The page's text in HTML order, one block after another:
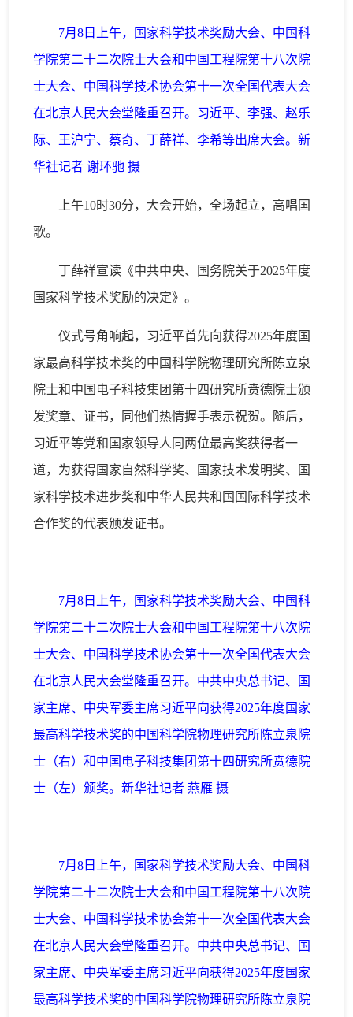
7月8日上午，国家科学技术奖励大会、中国科
学院第二十二次院士大会和中国工程院第十八次院
士大会、中国科学技术协会第十一次全国代表大会
在北京人民大会堂隆重召开。习近平、李强、赵乐
际、王沪宁、蔡奇、丁薛祥、李希等出席大会。新
华社记者 谢环驰 摄
上午10时30分，大会开始，全场起立，高唱国
歌。
丁薛祥宣读《中共中央、国务院关于2025年度
国家科学技术奖励的决定》。
仪式号角响起，习近平首先向获得2025年度国
家最高科学技术奖的中国科学院物理研究所陈立泉
院士和中国电子科技集团第十四研究所贲德院士颁
发奖章、证书，同他们热情握手表示祝贺。随后，
习近平等党和国家领导人同两位最高奖获得者一
道，为获得国家自然科学奖、国家技术发明奖、国
家科学技术进步奖和中华人民共和国国际科学技术
合作奖的代表颁发证书。
7月8日上午，国家科学技术奖励大会、中国科
学院第二十二次院士大会和中国工程院第十八次院
士大会、中国科学技术协会第十一次全国代表大会
在北京人民大会堂隆重召开。中共中央总书记、国
家主席、中央军委主席习近平向获得2025年度国家
最高科学技术奖的中国科学院物理研究所陈立泉院
士（右）和中国电子科技集团第十四研究所贲德院
士（左）颁奖。新华社记者 燕雁 摄
7月8日上午，国家科学技术奖励大会、中国科
学院第二十二次院士大会和中国工程院第十八次院
士大会、中国科学技术协会第十一次全国代表大会
在北京人民大会堂隆重召开。中共中央总书记、国
家主席、中央军委主席习近平向获得2025年度国家
最高科学技术奖的中国科学院物理研究所陈立泉院